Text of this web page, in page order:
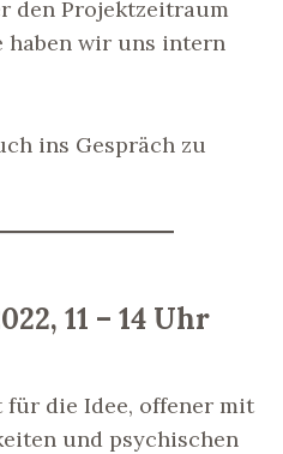
den Projektzeitraum
haben wir uns intern
ins Gespräch zu
11 – 14 Uhr
für die Idee, offener mit
und psychischen